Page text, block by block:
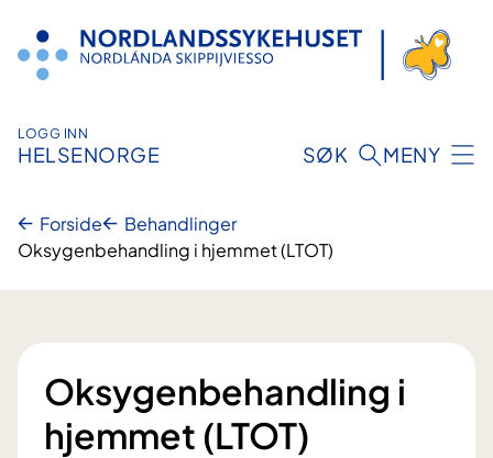
innhold
LOGG INN
HELSENORGE SØK MENY
Forside
Behandlinger
Oksygenbehandling i hjemmet (LTOT)
Oksygenbehandling i
hjemmet (LTOT)